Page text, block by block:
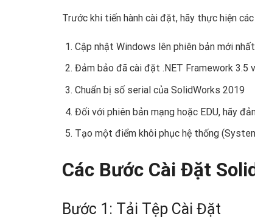
Trước khi tiến hành cài đặt, hãy thực hiện
Cập nhật Windows lên phiên bản mới nhất
Đảm bảo đã cài đặt .NET Framework 3.5
Chuẩn bị số serial của SolidWorks 2019
Đối với phiên bản mạng hoặc EDU, hãy
Tạo một điểm khôi phục hệ thống
Các Bước Cài Đặt
Bước 1: Tải Tệp Cài Đặt